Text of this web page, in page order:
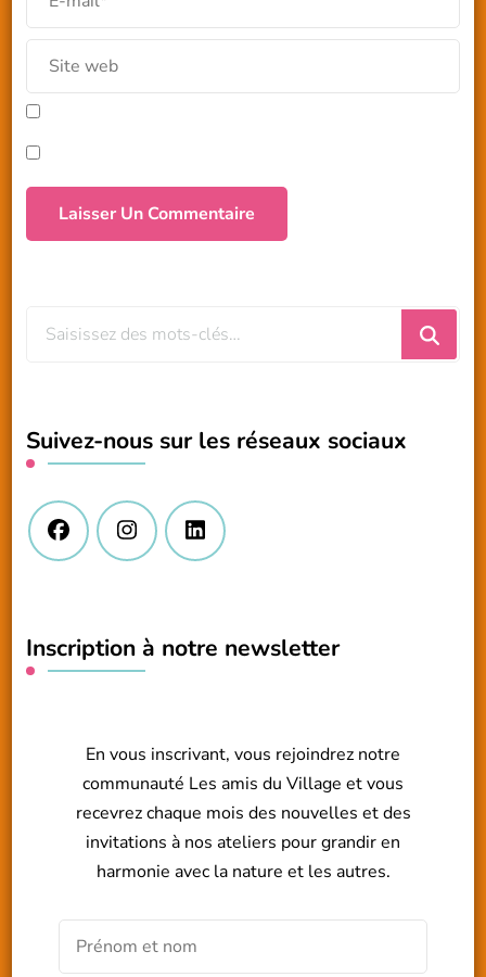
?
Suivez-nous sur les réseaux sociaux
Inscription à notre newsletter
En vous inscrivant, vous rejoindrez notre
communauté Les amis du Village et vous
recevrez chaque mois des nouvelles et des
invitations à nos ateliers pour grandir en
harmonie avec la nature et les autres.